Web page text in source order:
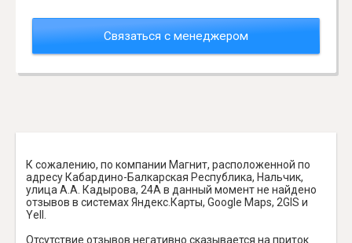
Связаться с менеджером
К сожалению, по компании Магнит, расположенной по
адресу Кабардино-Балкарская Республика, Нальчик,
улица А.А. Кадырова, 24А в данный момент не найдено
отзывов в системах Яндекс.Карты, Google Maps, 2GIS и
Yell.
Отсутствие отзывов негативно сказывается на приток